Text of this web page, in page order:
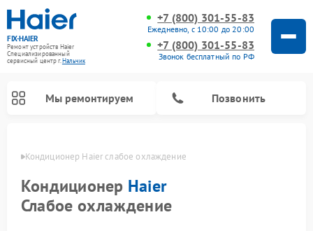
FIX-HAIER
Ремонт устройств Haier
Специализированный
cервисный центр г.Нальчик
+7 (800) 301-55-83
Ежедневно, с 10:00 до 20:00
+7 (800) 301-55-83
Звонок бесплатный по РФ
Мы ремонтируем Позвонить
Кондиционер Haier слабое охлаждение
Кондиционер Haier
Слабое охлаждение